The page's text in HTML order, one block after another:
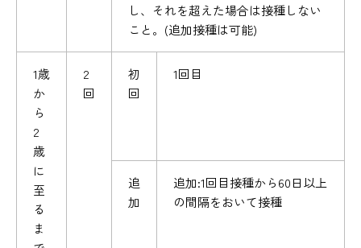
し、それを超えた場合は接種しない
こと。(追加接種は可能)
1歳
か
ら
2
歳
に
至
る
ま
2
回
初
回
1回目
追
加
追加:1回目接種から60日以上
の間隔をおいて接種